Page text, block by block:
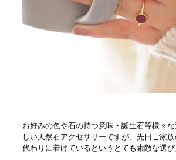
お好みの色や石の持つ意味・誕生石等様々
しい天然石アクセサリーですが、先日ご家
代わりに着けているというとても素敵な選び